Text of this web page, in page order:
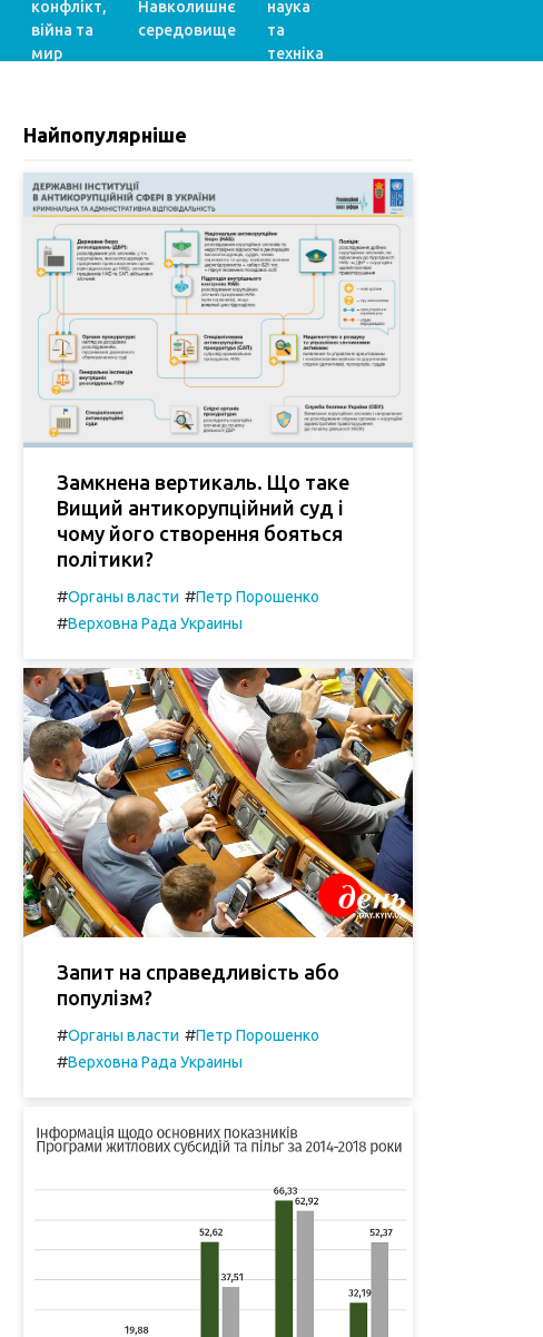
конфлікт,
війна та
мир
Навколишнє
середовище
наука
та
техніка
Найпопулярніше
Замкнена вертикаль. Що таке
Вищий антикорупційний суд і
чому його створення бояться
політики?
#Органы власти #Петр Порошенко
#Верховна Рада Украины
Запит на справедливість або
популізм?
#Органы власти #Петр Порошенко
#Верховна Рада Украины